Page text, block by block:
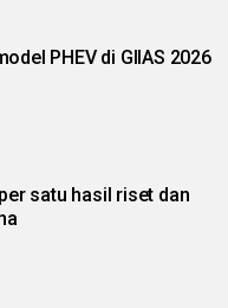
PHEV di GIIAS 2026
satu hasil riset dan